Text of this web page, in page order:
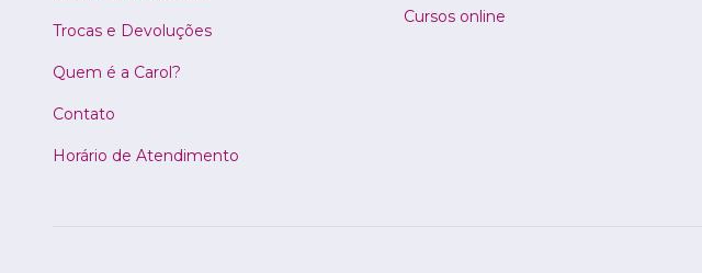
Trocas e Devoluções
Quem é a Carol?
Contato
Horário de Atendimento
Cursos online